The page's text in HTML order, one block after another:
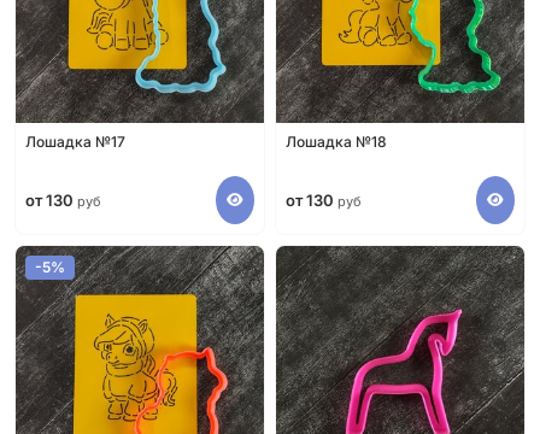
Лошадка №17
от 130 руб
Лошадка №18
от 130 руб
-5%